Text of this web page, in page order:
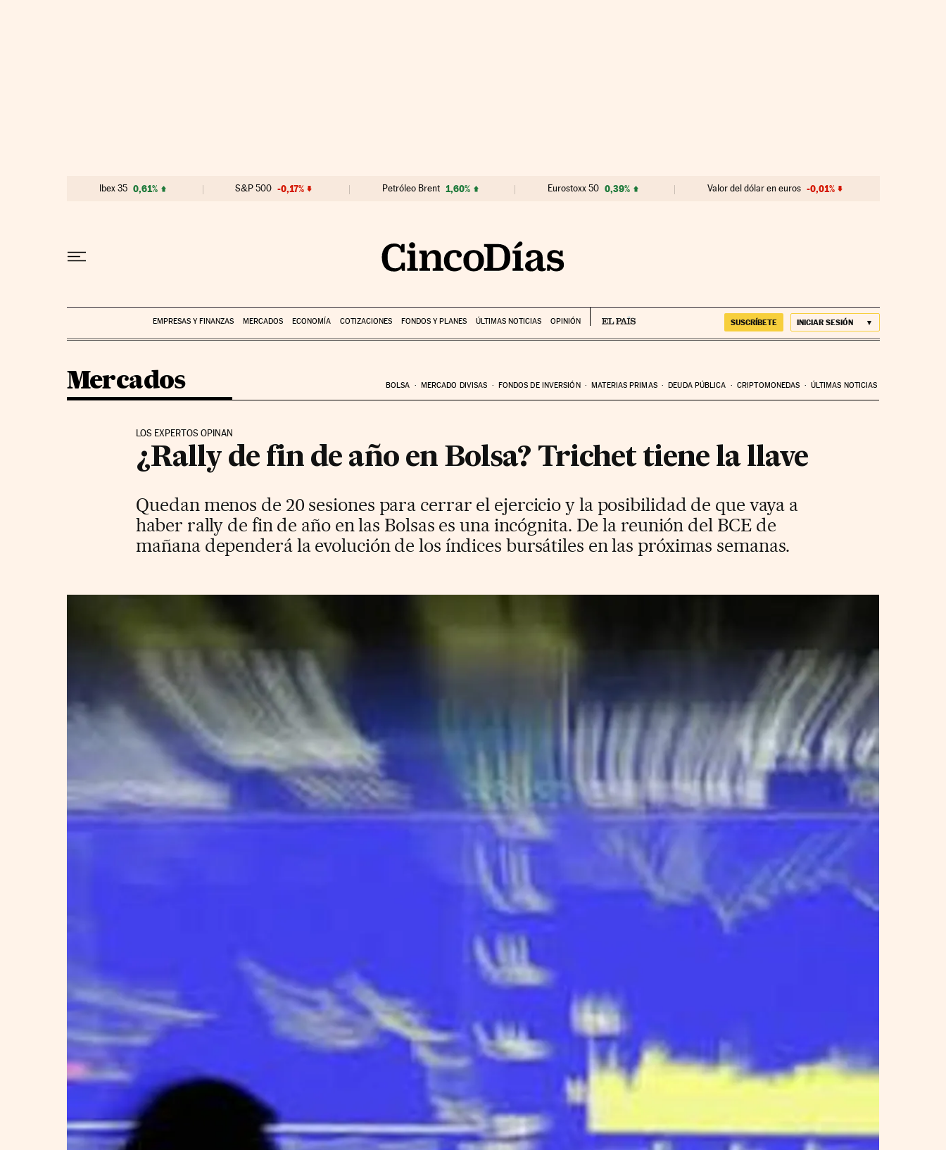
Ibex 35 0,61% S&P 500 -0,17% Petróleo Brent 1,60% Eurostoxx 50 0,39% Valor del dólar en euros -0,01%
EMPRESAS Y FINANZAS MERCADOS ECONOMÍA COTIZACIONES FONDOS Y PLANES ÚLTIMAS NOTICIAS OPINIÓN SUSCRÍBETE INICIAR SESIÓN
Mercados BOLSA MERCADO DIVISAS FONDOS DE INVERSIÓN MATERIAS PRIMAS DEUDA PÚBLICA CRIPTOMONEDAS ÚLTIMAS NOTICIAS
LOS EXPERTOS OPINAN
¿Rally de fin de año en Bolsa? Trichet tiene la llave
Quedan menos de 20 sesiones para cerrar el ejercicio y la posibilidad de que vaya a
haber rally de fin de año en las Bolsas es una incógnita. De la reunión del BCE de
mañana dependerá la evolución de los índices bursátiles en las próximas semanas.